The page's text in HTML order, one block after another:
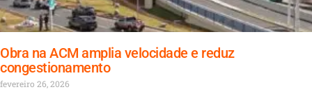
Obra na ACM amplia velocidade e reduz
congestionamento
fevereiro 26, 2026